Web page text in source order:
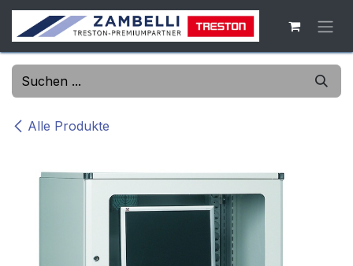
Zum Inhalt springen
Alle Produkte